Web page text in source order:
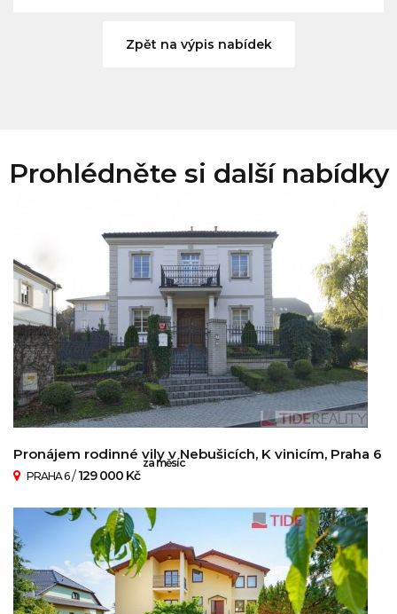
Zpět na výpis nabídek
Prohlédněte si další nabídky
Pronájem rodinné vily v Nebušicích, K vinicím, Praha 6
PRAHA 6/129 000 Kč
za měsíc